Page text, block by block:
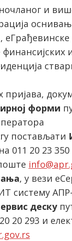
и
еГрађевинске
пријава,
форми
постављати
011 20 23 350
, у вези
систему
деску
20 293 и